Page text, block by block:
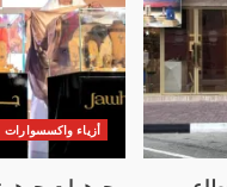
أزياء واكسسوارات